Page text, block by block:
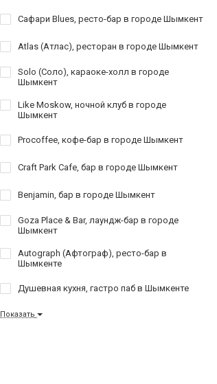
Сафари Blues, ресто-бар в городе Шымкент
Atlas (Атлас), ресторан в городе Шымкент
Solo (Соло), караоке-холл в городе
Шымкент
Like Moskow, ночной клуб в городе
Шымкент
Procoffee, кофе-бар в городе Шымкент
Craft Park Cafe, бар в городе Шымкент
Benjamin, бар в городе Шымкент
Goza Place & Bar, лаундж-бар в городе
Шымкент
Autograph (Афтограф), ресто-бар в
Шымкенте
Душевная кухня, гастро паб в Шымкенте
Показать